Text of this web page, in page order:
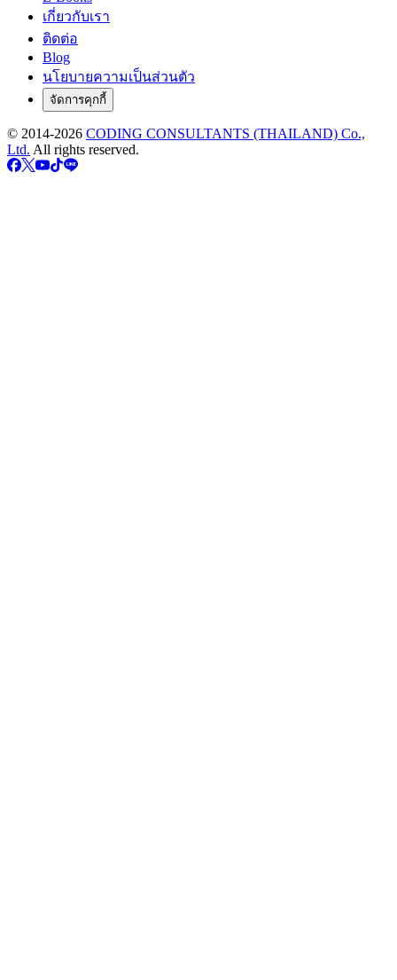
เกี่ยวกับเรา
ติดต่อ
Blog
นโยบายความเป็นส่วนตัว
จัดการคุกกี้
© 2014-2026 CODING CONSULTANTS (THAILAND) Co.,
Ltd. All rights reserved.